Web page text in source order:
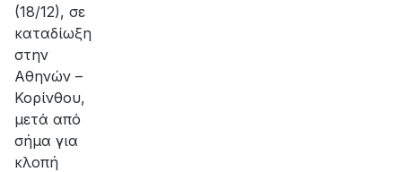
(18/12), σε
καταδίωξη
στην
Αθηνών –
Κορίνθου,
μετά από
σήμα για
κλοπή